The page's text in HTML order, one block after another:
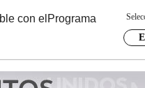
con el Programa